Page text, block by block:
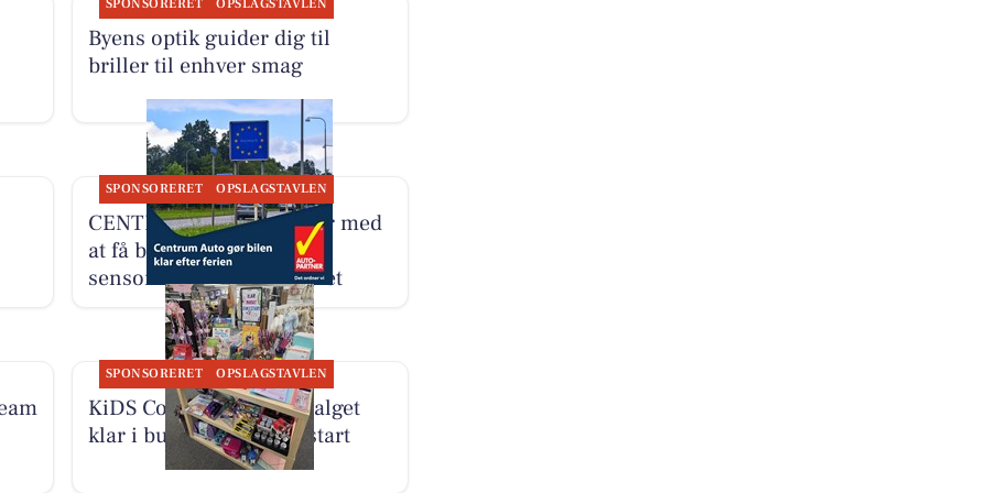
SPONSORERET OPSLAGSTAVLEN
Byens optik guider dig til
briller til enhver smag
SPONSORERET OPSLAGSTAVLEN
CENTRUM AUTO hjælper med
at få bilen klar til
sensommeren og efteråret
SPONSORERET OPSLAGSTAVLEN
KiDS Coolshop har udvalget
klar i butikken til skolestart